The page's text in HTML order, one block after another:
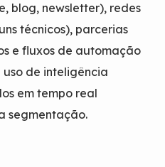
blog, newsletter), redes
técnicos), parcerias
e fluxos de automação
de inteligência
em tempo real
segmentação.